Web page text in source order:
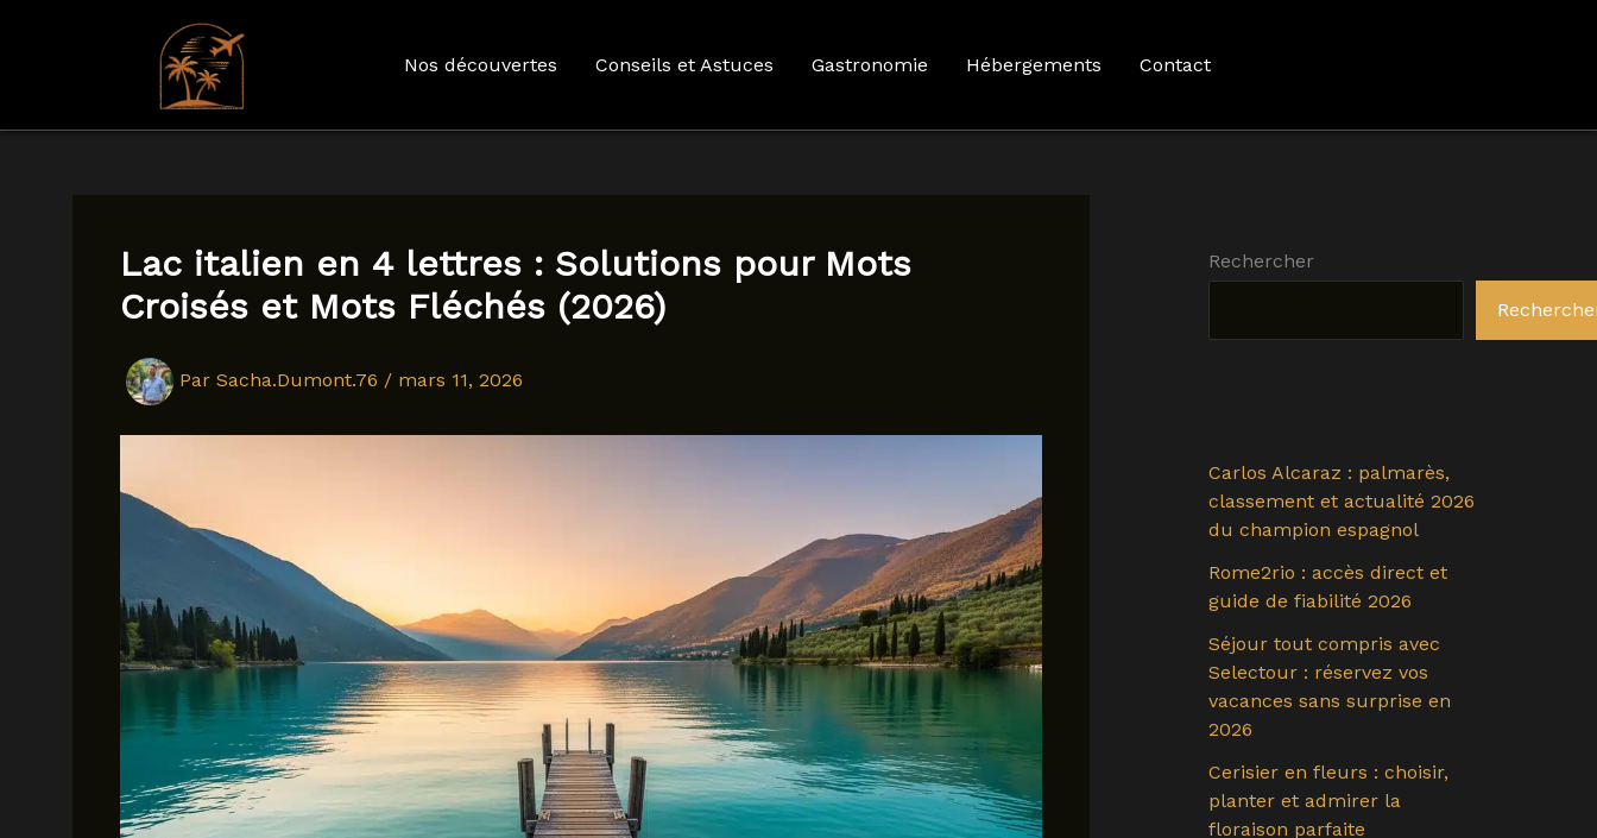
Aller
Nos découvertes Conseils et Astuces Gastronomie Hébergements Contact
Lac italien en 4 lettres : Solutions pour Mots
Croisés et Mots Fléchés (2026)
Par Sacha.Dumont.76 / mars 11, 2026
Rechercher
Carlos Alcaraz : palmarès,
classement et actualité 2026
du champion espagnol
Rome2rio : accès direct et
guide de fiabilité 2026
Séjour tout compris avec
Selectour : réservez vos
vacances sans surprise en
2026
Cerisier en fleurs : choisir,
planter et admirer la
floraison parfaite